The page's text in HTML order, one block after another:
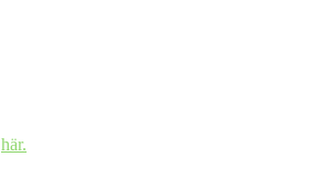
här.